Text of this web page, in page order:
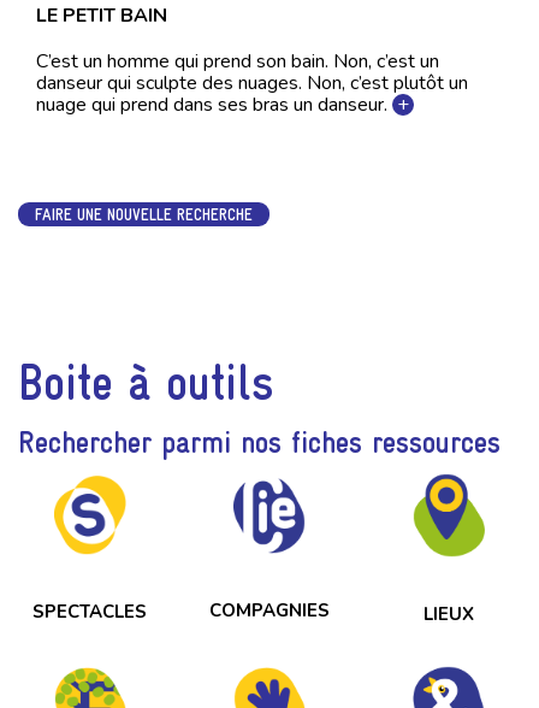
LE PETIT BAIN
C’est un homme qui prend son bain. Non, c’est un
danseur qui sculpte des nuages. Non, c’est plutôt un
nuage qui prend dans ses bras un danseur. +
FAIRE UNE NOUVELLE RECHERCHE
Boite à outils
Rechercher parmi nos fiches ressources
SPECTACLES COMPAGNIES LIEUX